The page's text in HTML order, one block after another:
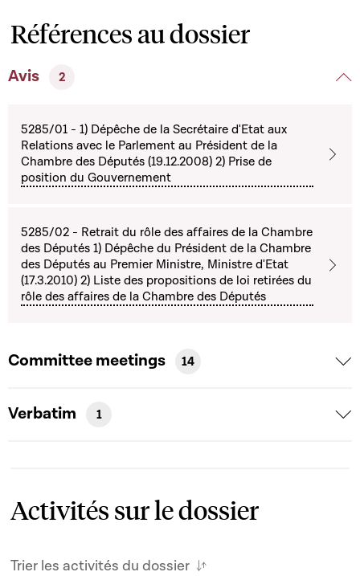
Références au dossier
Avis 2
5285/01 - 1) Dépêche de la Secrétaire d'Etat aux
Relations avec le Parlement au Président de la
Chambre des Députés (19.12.2008) 2) Prise de
position du Gouvernement
5285/02 - Retrait du rôle des affaires de la Chambre
des Députés 1) Dépêche du Président de la Chambre
des Députés au Premier Ministre, Ministre d'Etat
(17.3.2010) 2) Liste des propositions de loi retirées du
rôle des affaires de la Chambre des Députés
Committee meetings 14
Verbatim 1
Activités sur le dossier
Trier les activités du dossier